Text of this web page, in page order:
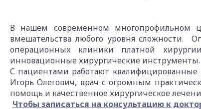
В нашем современном многопрофильном
вмешательства любого уровня сложности.
операционных клиники платной
инновационные хирургические инструменты.
С пациентами работают
Игорь Олегович, врач с огромным
помощь и качественное хирургическое
Чтобы записаться на консультацию к